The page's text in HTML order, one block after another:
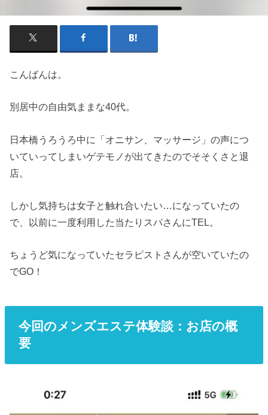
こんばんは。
別居中の自由気ままな40代。
日本橋うろうろ中に「オニサン、マッサージ」の声につ
いていってしまいゲテモノが出てきたのでそそくさと退
店。
しかし気持ちは女子と触れ合いたい…になっていたの
で、以前に一度利用した当たりスパさんにTEL。
ちょうど気になっていたセラピストさんが空いていたの
でGO！
今回のメンズエステ体験談：お店の概
要